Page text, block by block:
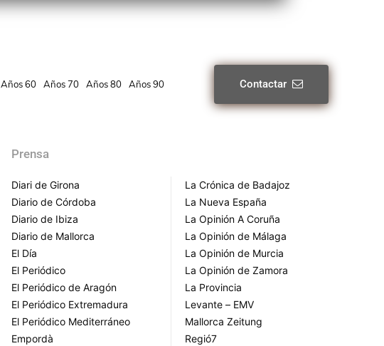
Años 60 Años 70 Años 80 Años 90 Contactar
Prensa
Diari de Girona
Diario de Córdoba
Diario de Ibiza
Diario de Mallorca
El Día
El Periódico
El Periódico de Aragón
El Periódico Extremadura
El Periódico Mediterráneo
Empordà
La Crónica de Badajoz
La Nueva España
La Opinión A Coruña
La Opinión de Málaga
La Opinión de Murcia
La Opinión de Zamora
La Provincia
Levante – EMV
Mallorca Zeitung
Regió7